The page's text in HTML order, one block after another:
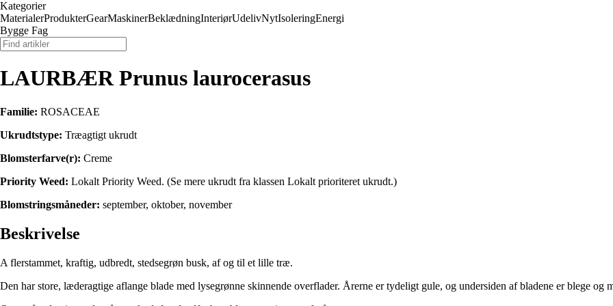
Kategorier
MaterialerProdukterGearMaskinerBeklædningInteriørUdelivNytIsoleringEnergi
Bygge Fag
LAURBÆR Prunus laurocerasus
Familie: ROSACEAE
Ukrudtstype: Træagtigt ukrudt
Blomsterfarve(r): Creme
Priority Weed: Lokalt Priority Weed. (Se mere ukrudt fra klassen Lokalt prioriteret ukrudt.)
Blomstringsmåneder: september, oktober, november
Beskrivelse
A flerstammet, kraftig, udbredt, stedsegrøn busk, af og til et lille træ.
Den har store, læderagtige aflange blade med lysegrønne skinnende overflader. Årerne er tydeligt gule, og undersiden af bladene er blege og